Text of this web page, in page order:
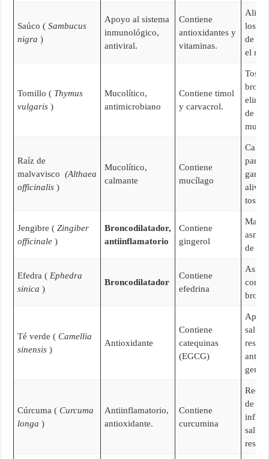
Saúco (Sambucus
nigra )
Apoyo al sistema
inmunológico,
antiviral.
Contiene
antioxidantes y
vitaminas.
Alivio
los
de la
el
Tomillo ( Thymus
vulgaris )
Mucolítico,
antimicrobiano
Contiene timol
y carvacrol.
Tos,
de
Raíz de
malvavisco(Althaea
officinalis )
Mucolítico,
calmante
Contiene
mucílago
para
alivio
tos.
Jengibre (Zingiber
officinale )
Broncodilatador,
antiinflamatorio
Contiene
gingerol
de la
Efedra (Ephedra
sinica )
Broncodilatador
Contiene
efedrina
Asma,
Té verde (Camellia
sinensis )
Antioxidante
Contiene
catequinas
(EGCG)
salud
Cúrcuma (Curcuma
longa )
Antiinflamatorio,
antioxidante.
Contiene
curcumina
de la
salud